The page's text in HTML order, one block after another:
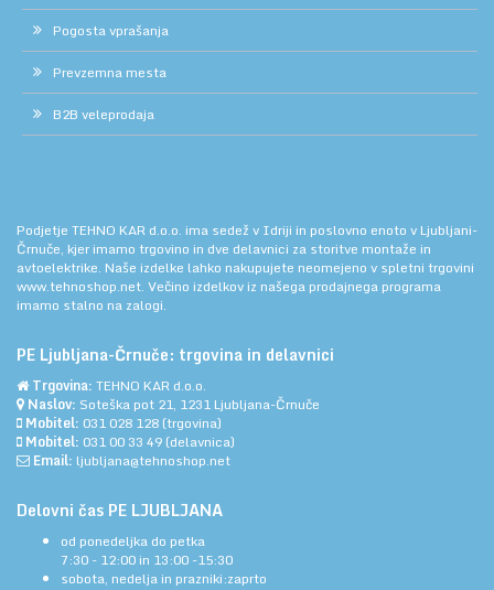
Pogosta vprašanja
Prevzemna mesta
B2B veleprodaja
Podjetje TEHNO KAR d.o.o. ima sedež v Idriji in poslovno enoto v Ljubljani-
Črnuče, kjer imamo trgovino in dve delavnici za storitve montaže in
avtoelektrike. Naše izdelke lahko nakupujete neomejeno v spletni trgovini
www.tehnoshop.net. Večino izdelkov iz našega prodajnega programa
imamo stalno na zalogi.
PE Ljubljana-Črnuče: trgovina in delavnici
Trgovina: TEHNO KAR d.o.o.
Naslov: Soteška pot 21, 1231 Ljubljana-Črnuče
Mobitel: 031 028 128 (trgovina)
Mobitel: 031 00 33 49 (delavnica)
Email: ljubljana@tehnoshop.net
Delovni čas PE LJUBLJANA
od ponedeljka do petka
7:30 - 12:00 in 13:00 -15:30
sobota, nedelja in prazniki:zaprto